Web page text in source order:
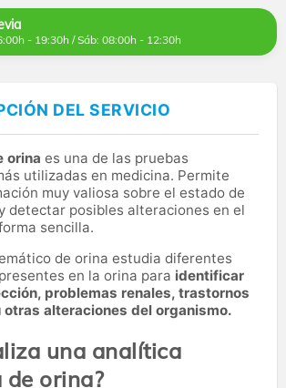
- 19:30h / Sáb: 08:00h - 12:30h
DEL SERVICIO
orina es una de las pruebas
utilizadas en medicina. Permite
muy valiosa sobre el estado de
detectar posibles alteraciones en el
sencilla.
de orina estudia diferentes
en la orina para identificar
problemas renales, trastornos
otras alteraciones del organismo.
una analítica
orina?